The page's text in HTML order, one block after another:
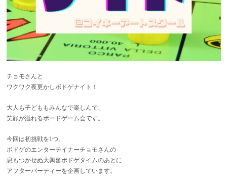
チョモさん と
ワクワク夜更かしボドゲナイト！
大人も子どももみんなで楽しんで、
笑顔が溢れるボードゲーム会です。
今回は初挑戦を1つ。
ボドゲのエンターテイナーチョモさんの
息もつかせぬ大興奮ボドゲタイムのあとに
アフターパーティーを企画しています。